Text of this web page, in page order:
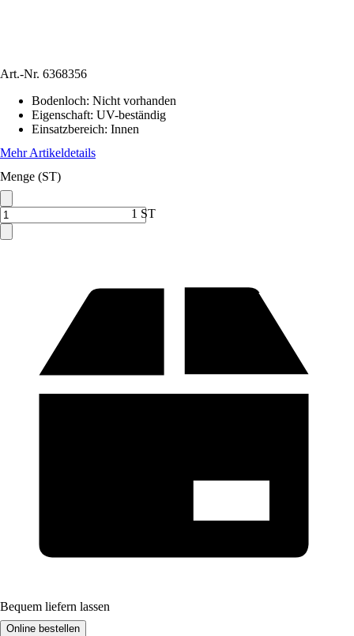
Art.-Nr. 6368356
Bodenloch: Nicht vorhanden
Eigenschaft: UV-beständig
Einsatzbereich: Innen
Mehr Artikeldetails
Menge (ST)
1 ST
Bequem liefern lassen
Online bestellen